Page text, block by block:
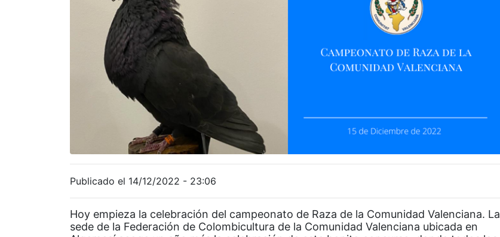
Publicado el 14/12/2022 - 23:06
Hoy empieza la celebración del campeonato de Raza de la Comunidad Valenciana. La
sede de la Federación de Colombicultura de la Comunidad Valenciana ubicada en